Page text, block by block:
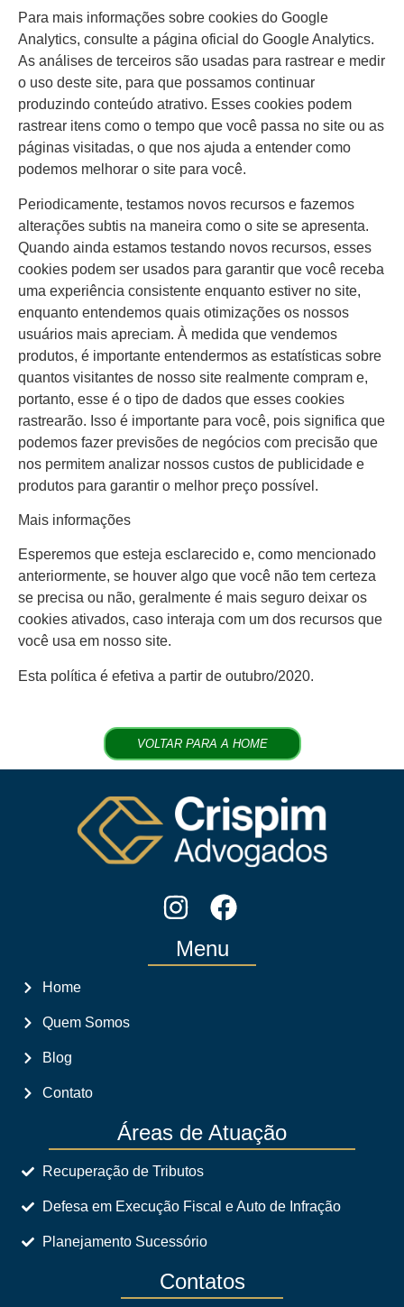
Para mais informações sobre cookies do Google
Analytics, consulte a página oficial do Google Analytics.
As análises de terceiros são usadas para rastrear e medir
o uso deste site, para que possamos continuar
produzindo conteúdo atrativo. Esses cookies podem
rastrear itens como o tempo que você passa no site ou as
páginas visitadas, o que nos ajuda a entender como
podemos melhorar o site para você.
Periodicamente, testamos novos recursos e fazemos
alterações subtis na maneira como o site se apresenta.
Quando ainda estamos testando novos recursos, esses
cookies podem ser usados para garantir que você receba
uma experiência consistente enquanto estiver no site,
enquanto entendemos quais otimizações os nossos
usuários mais apreciam. À medida que vendemos
produtos, é importante entendermos as estatísticas sobre
quantos visitantes de nosso site realmente compram e,
portanto, esse é o tipo de dados que esses cookies
rastrearão. Isso é importante para você, pois significa que
podemos fazer previsões de negócios com precisão que
nos permitem analizar nossos custos de publicidade e
produtos para garantir o melhor preço possível.
Mais informações
Esperemos que esteja esclarecido e, como mencionado
anteriormente, se houver algo que você não tem certeza
se precisa ou não, geralmente é mais seguro deixar os
cookies ativados, caso interaja com um dos recursos que
você usa em nosso site.
Esta política é efetiva a partir de outubro/2020.
VOLTAR PARA A HOME
Menu
Home
Quem Somos
Blog
Contato
Áreas de Atuação
Recuperação de Tributos
Defesa em Execução Fiscal e Auto de Infração
Planejamento Sucessório
Contatos